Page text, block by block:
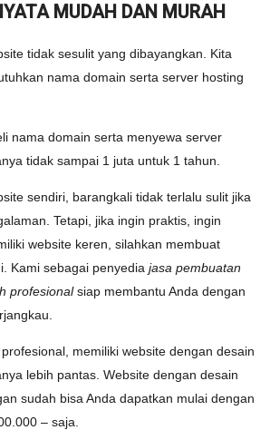
MUDAH DAN MURAH
tidak sesulit yang dibayangkan. Kita
nama domain serta server hosting
nama domain serta menyewa server
tidak sampai 1 juta untuk 1 tahun.
sendiri, barangkali tidak terlalu sulit jika
Tetapi, jika ingin praktis, ingin
website keren, silahkan membuat
Kami sebagai penyedia jasa pembuatan
profesionalsiap membantu Anda dengan
memiliki website dengan desain
lebih pantas. Website dengan desain
sudah bisa Anda dapatkan mulai dengan
– saja.